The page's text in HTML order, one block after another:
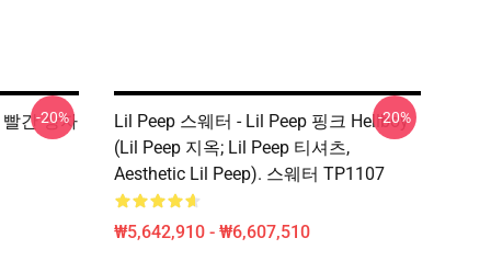
간 상자
-20%
Lil Peep 스웨터 - Lil Peep 핑크 Hellboy
(Lil Peep 지옥; Lil Peep 티셔츠,
Aesthetic Lil Peep). 스웨터 TP1107
₩5,642,910 - ₩6,607,510
-20%